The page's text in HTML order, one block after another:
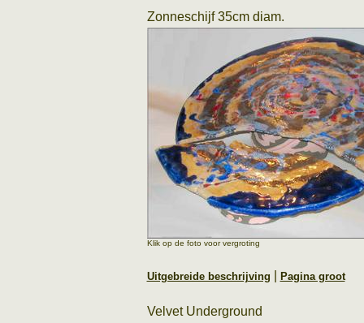
Zonneschijf 35cm diam.
Klik op de foto voor vergroting
Uitgebreide beschrijving Pagina groot
Velvet Underground